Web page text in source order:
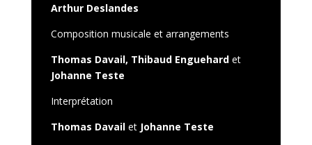
Arthur Deslandes
Composition musicale et arrangements
Thomas Davail, Thibaud Enguehard et
Johanne Teste
Interprétation
Thomas Davail et Johanne Teste